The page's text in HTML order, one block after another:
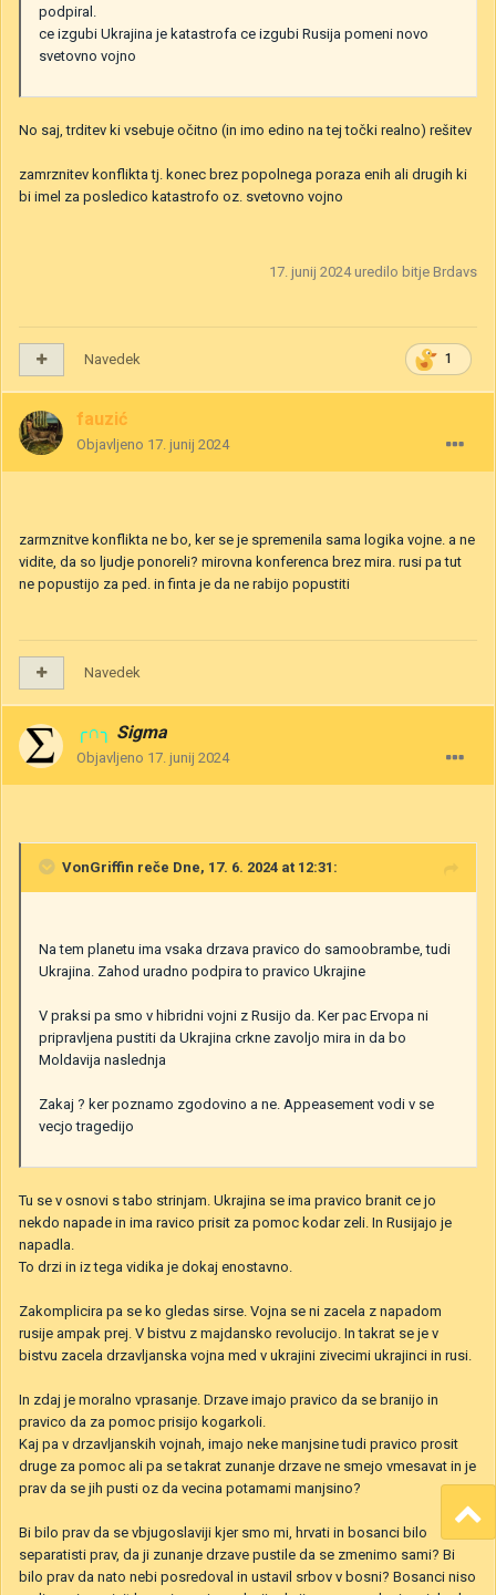
podpiral.
ce izgubi Ukrajina je katastrofa ce izgubi Rusija pomeni novo
svetovno vojno
No saj, trditev ki vsebuje očitno (in imo edino na tej točki realno) rešitev
zamrznitev konflikta tj. konec brez popolnega poraza enih ali drugih ki
bi imel za posledico katastrofo oz. svetovno vojno
17. junij 2024uredilo bitje Brdavs
1
Navedek
fauzić
Objavljeno 17. junij 2024
zarmznitve konflikta ne bo, ker se je spremenila sama logika vojne. a ne
vidite, da so ljudje ponoreli? mirovna konferenca brez mira. rusi pa tut
ne popustijo za ped. in finta je da ne rabijo popustiti
Navedek
╭∩╮ Sigma
Objavljeno 17. junij 2024
VonGriffin reče Dne, 17. 6. 2024 at 12:31:
Na tem planetu ima vsaka drzava pravico do samoobrambe, tudi
Ukrajina. Zahod uradno podpira to pravico Ukrajine
V praksi pa smo v hibridni vojni z Rusijo da. Ker pac Ervopa ni
pripravljena pustiti da Ukrajina crkne zavoljo mira in da bo
Moldavija naslednja
Zakaj ? ker poznamo zgodovino a ne. Appeasement vodi v se
vecjo tragedijo
Tu se v osnovi s tabo strinjam. Ukrajina se ima pravico branit ce jo
nekdo napade in ima ravico prisit za pomoc kodar zeli. In Rusijajo je
napadla.
To drzi in iz tega vidika je dokaj enostavno.
Zakomplicira pa se ko gledas sirse. Vojna se ni zacela z napadom
rusije ampak prej. V bistvu z majdansko revolucijo. In takrat se je v
bistvu zacela drzavljanska vojna med v ukrajini zivecimi ukrajinci in rusi.
In zdaj je moralno vprasanje. Drzave imajo pravico da se branijo in
pravico da za pomoc prisijo kogarkoli.
Kaj pa v drzavljanskih vojnah, imajo neke manjsine tudi pravico prosit
druge za pomoc ali pa se takrat zunanje drzave ne smejo vmesavat in je
prav da se jih pusti oz da vecina potamami manjsino?
Bi bilo prav da se vbjugoslaviji kjer smo mi, hrvati in bosanci bilo
separatisti prav, da ji zunanje drzave pustile da se zmenimo sami? Bi
bilo prav da nato nebi posredoval in ustavil srbov v bosni? Bosanci niso